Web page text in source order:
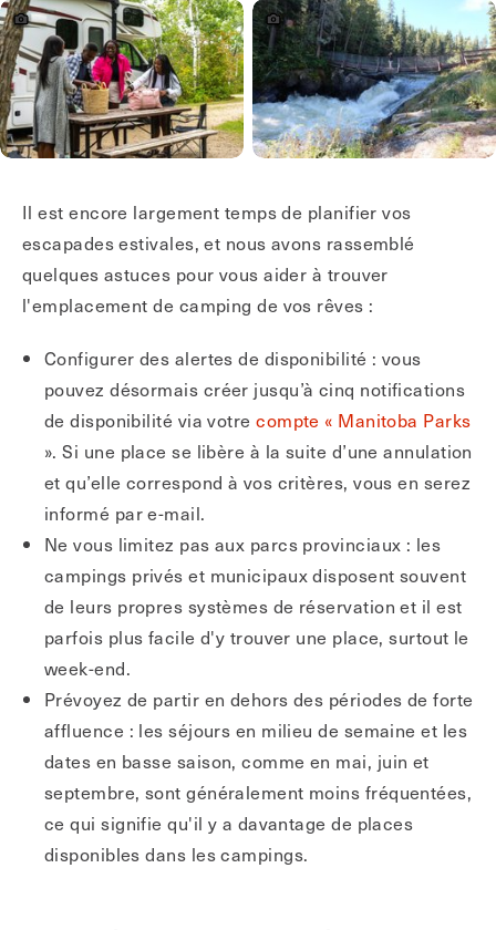
Il est encore largement temps de planifier vos
escapades estivales, et nous avons rassemblé
quelques astuces pour vous aider à trouver
l'emplacement de camping de vos rêves :
Configurer des alertes de disponibilité : vous
pouvez désormais créer jusqu’à cinq notifications
de disponibilité via votrecompte « Manitoba Parks
». Si une place se libère à la suite d’une annulation
et qu’elle correspond à vos critères, vous en serez
informé par e-mail.
Ne vous limitez pas aux parcs provinciaux : les
campings privés et municipaux disposent souvent
de leurs propres systèmes de réservation et il est
parfois plus facile d'y trouver une place, surtout le
week-end.
Prévoyez de partir en dehors des périodes de forte
affluence : les séjours en milieu de semaine et les
dates en basse saison, comme en mai, juin et
septembre, sont généralement moins fréquentées,
ce qui signifie qu'il y a davantage de places
disponibles dans les campings.